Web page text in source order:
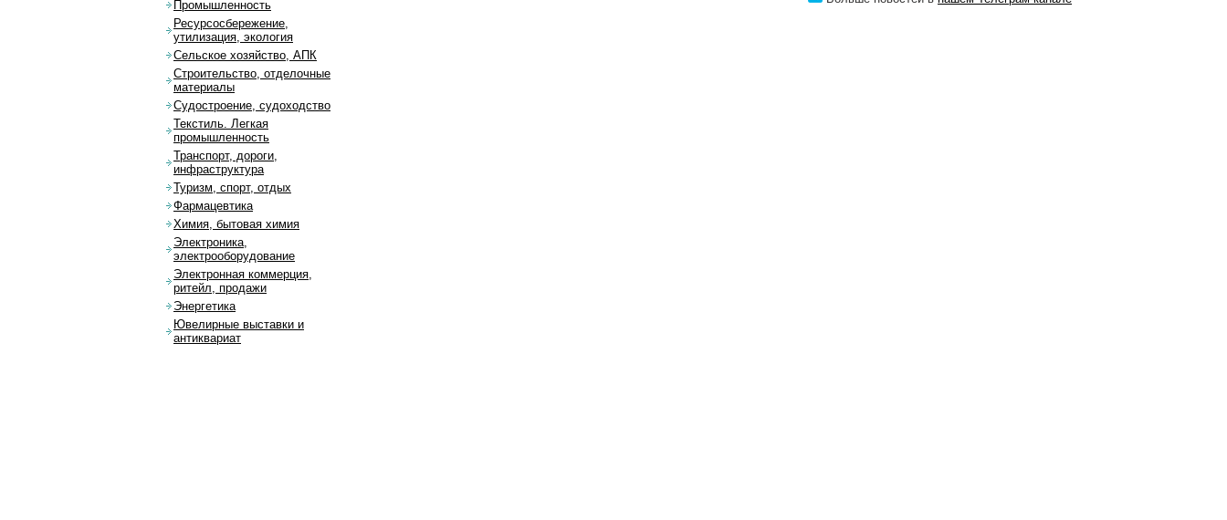
Промышленность
Ресурсосбережение,
утилизация, экология
Сельское хозяйство, АПК
Строительство, отделочные
материалы
Судостроение, судоходство
Текстиль. Легкая
промышленность
Транспорт, дороги,
инфраструктура
Туризм, спорт, отдых
Фармацевтика
Химия, бытовая химия
Электроника,
электрооборудование
Электронная коммерция,
ритейл, продажи
Энергетика
Ювелирные выставки и
антиквариат